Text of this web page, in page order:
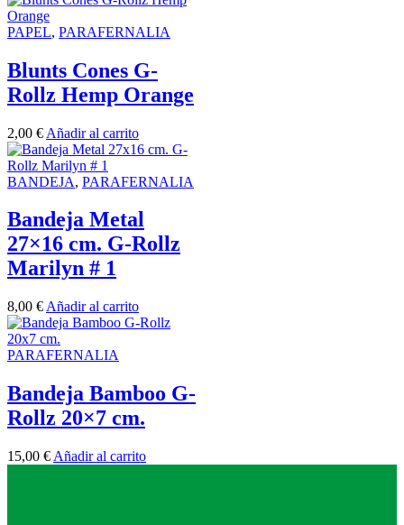
PAPEL, PARAFERNALIA
Blunts Cones G-
Rollz Hemp Orange
2,00 € Añadir al carrito
BANDEJA, PARAFERNALIA
Bandeja Metal
27×16 cm. G-Rollz
Marilyn # 1
8,00 € Añadir al carrito
PARAFERNALIA
Bandeja Bamboo G-
Rollz 20×7 cm.
15,00 € Añadir al carrito